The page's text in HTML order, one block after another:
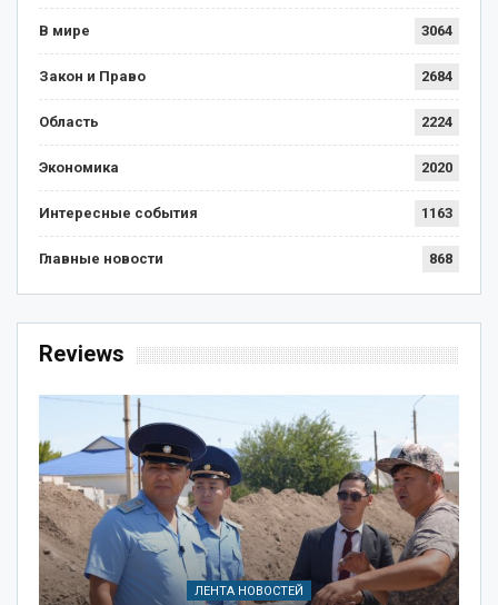
В мире 3064
Закон и Право 2684
Область 2224
Экономика 2020
Интересные события 1163
Главные новости 868
Reviews
ЛЕНТА НОВОСТЕЙ